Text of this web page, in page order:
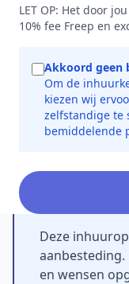
LET OP: Het door
10% fee Freep en
Akkoord geen
Om de
kiezen wij
zelfstandige te
bemiddelende
Deze
en wensen